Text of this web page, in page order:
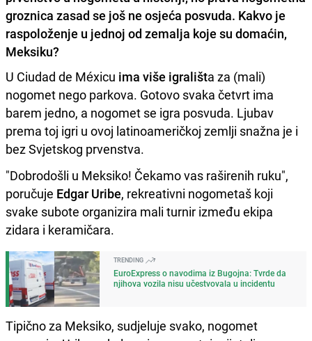
groznica zasad se još ne osjeća posvuda. Kakvo je
raspoloženje u jednoj od zemalja koje su domaćin,
Meksiku?
U Ciudad de Méxicu ima više igrališta za (mali)
nogomet nego parkova. Gotovo svaka četvrt ima
barem jedno, a nogomet se igra posvuda. Ljubav
prema toj igri u ovoj latinoameričkoj zemlji snažna je i
bez Svjetskog prvenstva.
"Dobrodošli u Meksiko! Čekamo vas raširenih ruku",
poručuje Edgar Uribe, rekreativni nogometaš koji
svake subote organizira mali turnir između ekipa
zidara i keramičara.
TRENDING
EuroExpress o navodima iz Bugojna: Tvrde da
njihova vozila nisu učestvovala u incidentu
Tipično za Meksiko, sudjeluje svako, nogomet